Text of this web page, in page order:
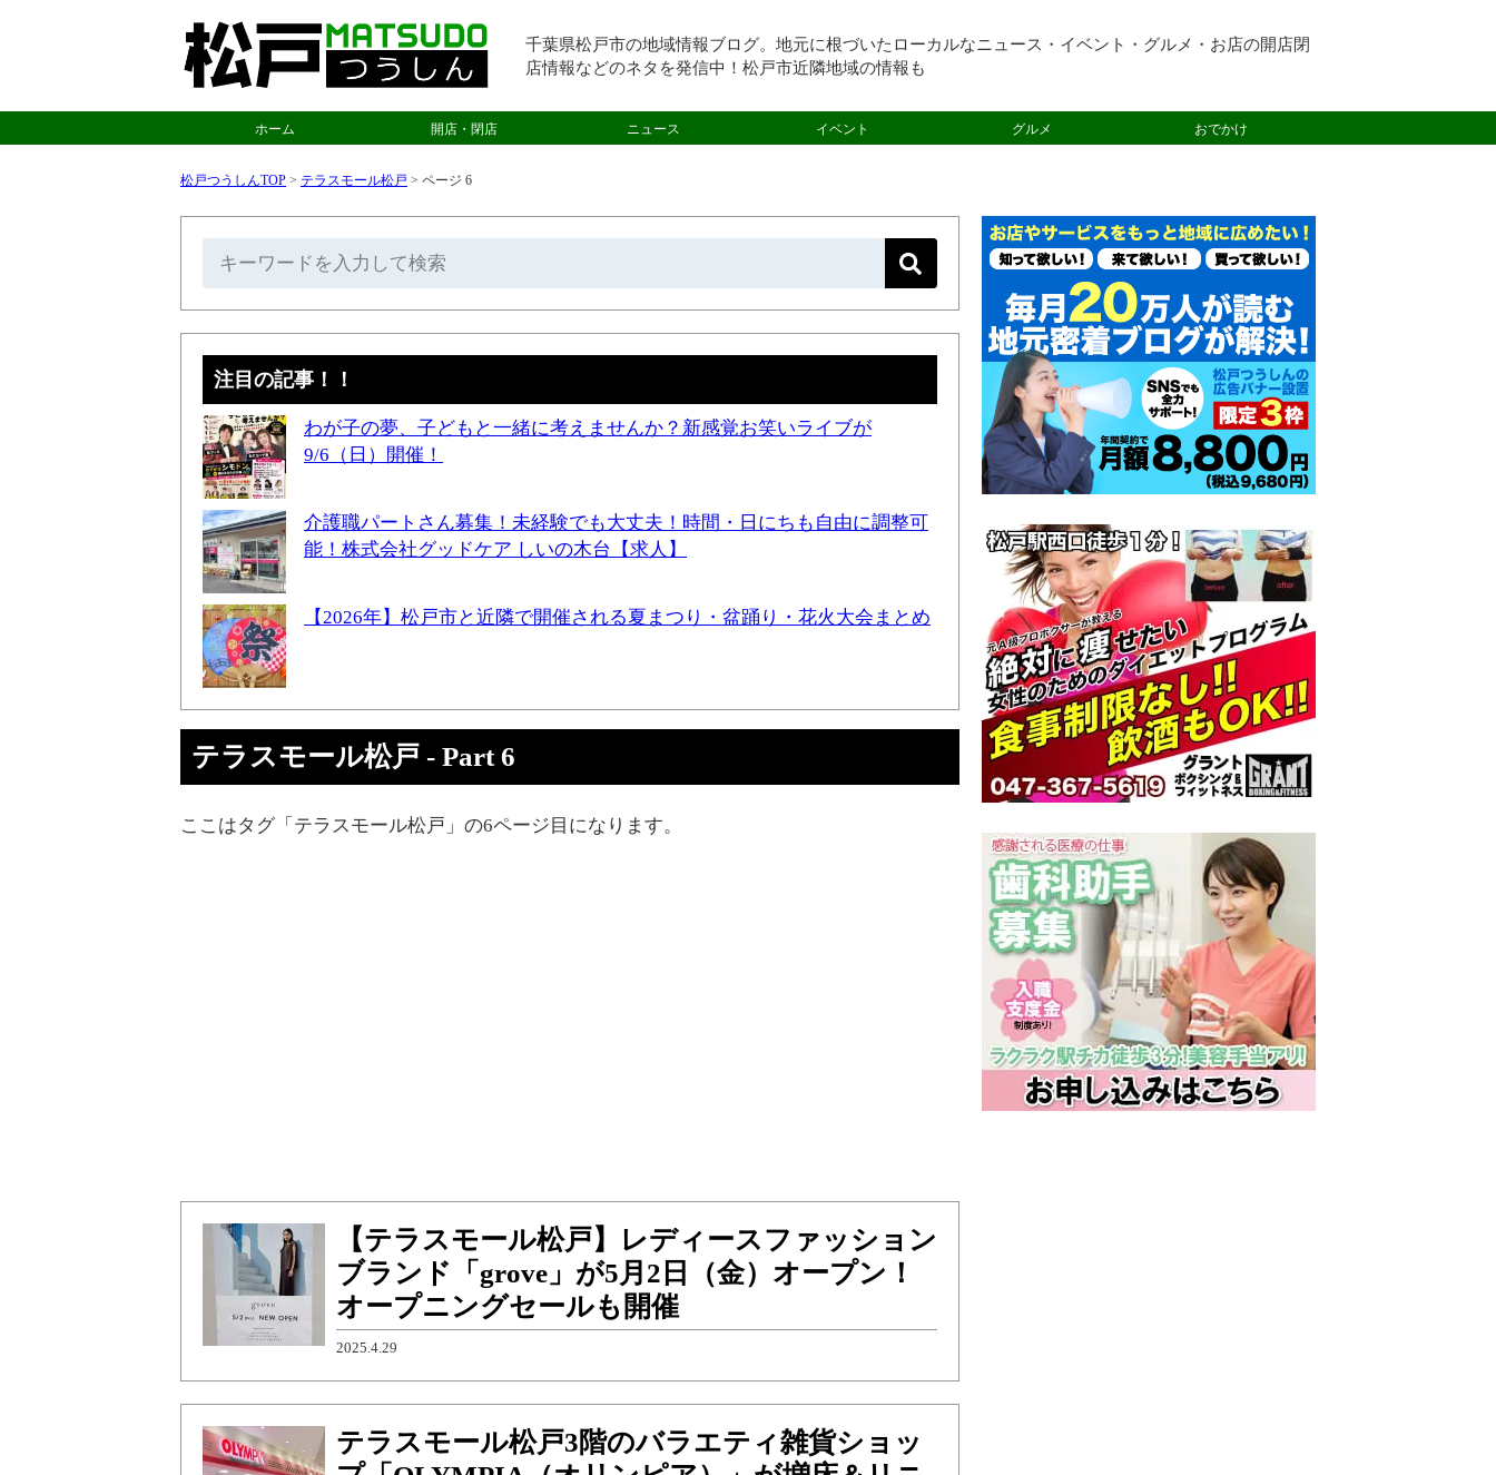
千葉県松戸市の地域情報ブログ。地元に根づいたローカルなニュース・イベント・グルメ・お店の開店閉
店情報などのネタを発信中！松戸市近隣地域の情報も
ホーム 開店・閉店 ニュース イベント グルメ おでかけ
松戸つうしんTOP > テラスモール松戸 > ページ 6
注目の記事！！
わが子の夢、子どもと一緒に考えませんか？新感覚お笑いライブが
9/6（日）開催！
介護職パートさん募集！未経験でも大丈夫！時間・日にちも自由に調整可
能！株式会社グッドケア しいの木台【求人】
【2026年】松戸市と近隣で開催される夏まつり・盆踊り・花火大会まとめ
テラスモール松戸 - Part 6
ここはタグ「テラスモール松戸」の6ページ目になります。
【テラスモール松戸】レディースファッション
ブランド「grove」が5月2日（金）オープン！
オープニングセールも開催
2025.4.29
テラスモール松戸3階のバラエティ雑貨ショッ